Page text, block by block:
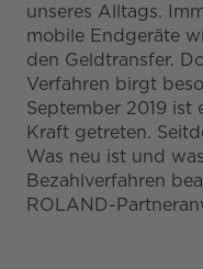
unseres Alltags.
mobile Endgeräte
den Geldtransfer.
Verfahren birgt
September 2019 ist
Kraft getreten.
Was neu ist und
Bezahlverfahren
ROLAND-